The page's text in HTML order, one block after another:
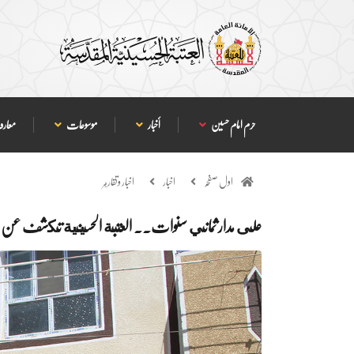
حرم امام حسین أخبار موسوعات
اول صفحہ اخبار اخبار وتقارير
على مدار ثماني سنوات.. العتبة الحسينية تكشف عن